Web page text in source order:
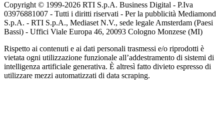
Copyright © 1999-2026 RTI S.p.A. Business Digital - P.Iva
03976881007 - Tutti i diritti riservati - Per la pubblicità Mediamond
S.p.A. - RTI S.p.A., Mediaset N.V., sede legale Amsterdam (Paesi
Bassi) - Uffici Viale Europa 46, 20093 Cologno Monzese (MI)
Rispetto ai contenuti e ai dati personali trasmessi e/o riprodotti è
vietata ogni utilizzazione funzionale all’addestramento di sistemi di
intelligenza artificiale generativa. È altresì fatto divieto espresso di
utilizzare mezzi automatizzati di data scraping.